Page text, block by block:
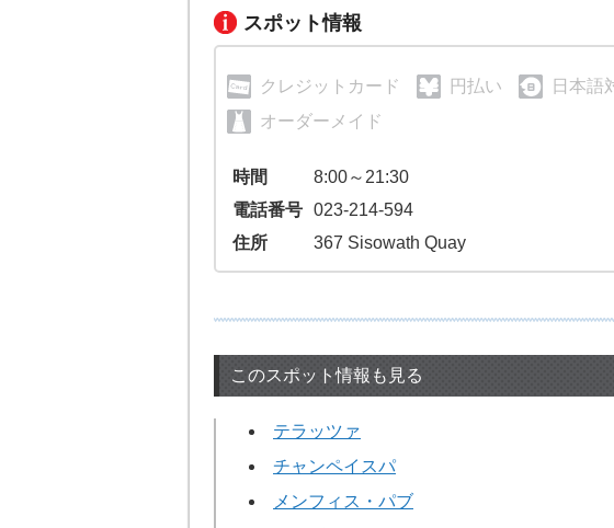
スポット情報
クレジットカード 円払い 日本語
オーダーメイド
時間
8:00～21:30
電話番号 023-214-594
住所
367 Sisowath Quay
このスポット情報も見る
テラッツァ
チャンペイスパ
メンフィス・パブ